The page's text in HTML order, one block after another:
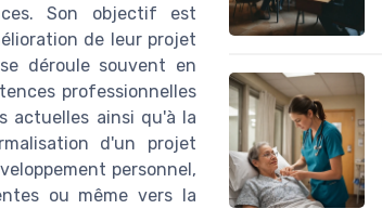
Son objectif est
de leur projet
déroule souvent en
professionnelles
actuelles ainsi qu'à la
d'un projet
personnel,
ou même vers la